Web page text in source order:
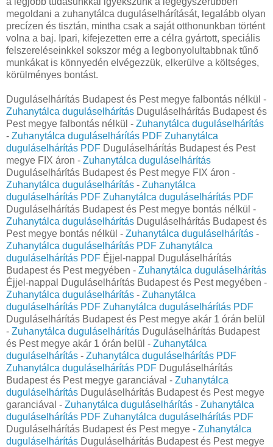
megoldani a zuhanytálca duguláselhárítását, legalább olyan
precízen és tisztán, mintha csak a saját otthonunkban történt
volna a baj. Ipari, kifejezetten erre a célra gyártott, speciális
felszereléseinkkel sokszor még a legbonyolultabbnak tűnő
munkákat is könnyedén elvégezzük, elkerülve a költséges,
körülményes bontást.
Duguláselhárítás Budapest és Pest megye falbontás nélkül -
Zuhanytálca duguláselhárítás Duguláselhárítás Budapest és
Pest megye falbontás nélkül - Zuhanytálca duguláselhárítás
- Zuhanytálca duguláselhárítás PDF Zuhanytálca
duguláselhárítás PDF Duguláselhárítás Budapest és Pest
megye FIX áron - Zuhanytálca duguláselhárítás
Duguláselhárítás Budapest és Pest megye FIX áron -
Zuhanytálca duguláselhárítás - Zuhanytálca
duguláselhárítás PDF Zuhanytálca duguláselhárítás PDF
Duguláselhárítás Budapest és Pest megye bontás nélkül -
Zuhanytálca duguláselhárítás Duguláselhárítás Budapest és
Pest megye bontás nélkül - Zuhanytálca duguláselhárítás -
Zuhanytálca duguláselhárítás PDF Zuhanytálca
duguláselhárítás PDF Éjjel-nappal Duguláselhárítás
Budapest és Pest megyében - Zuhanytálca duguláselhárítás
Éjjel-nappal Duguláselhárítás Budapest és Pest megyében -
Zuhanytálca duguláselhárítás - Zuhanytálca
duguláselhárítás PDF Zuhanytálca duguláselhárítás PDF
Duguláselhárítás Budapest és Pest megye akár 1 órán belül
- Zuhanytálca duguláselhárítás Duguláselhárítás Budapest
és Pest megye akár 1 órán belül - Zuhanytálca
duguláselhárítás - Zuhanytálca duguláselhárítás PDF
Zuhanytálca duguláselhárítás PDF Duguláselhárítás
Budapest és Pest megye garanciával - Zuhanytálca
duguláselhárítás Duguláselhárítás Budapest és Pest megye
garanciával - Zuhanytálca duguláselhárítás - Zuhanytálca
duguláselhárítás PDF Zuhanytálca duguláselhárítás PDF
Duguláselhárítás Budapest és Pest megye - Zuhanytálca
duguláselhárítás Duguláselhárítás Budapest és Pest megye